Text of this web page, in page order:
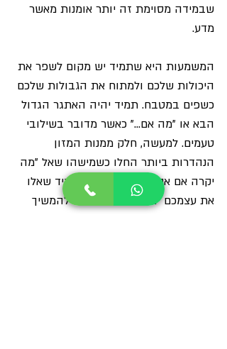
שבמידה מסוימת זה יותר אומנות מאשר
מדע.
המשמעות היא שתמיד יש מקום לשפר את
היכולות שלכם ולמתוח את הגבולות שלכם
כשפים במטבח. תמיד יהיה האתגר הגדול
הבא או "מה אם..." כאשר מדובר בשילובי
טעמים. למעשה, חלק ממנות המזון
הנהדרות ביותר החלו כשמישהו שאל "מה
יקרה אם אני אוסיף את זה?". תמיד שאלו
את עצמכם "מה אם..." והקפידו להמשיך